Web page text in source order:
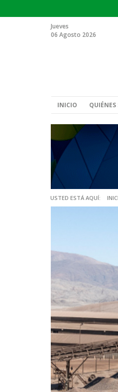
Jueves
06 Agosto 2026
INICIO
USTED ESTÁ AQUÍ: